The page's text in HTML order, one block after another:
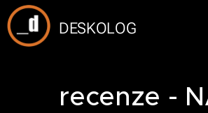
DESKOLOG
recenze -